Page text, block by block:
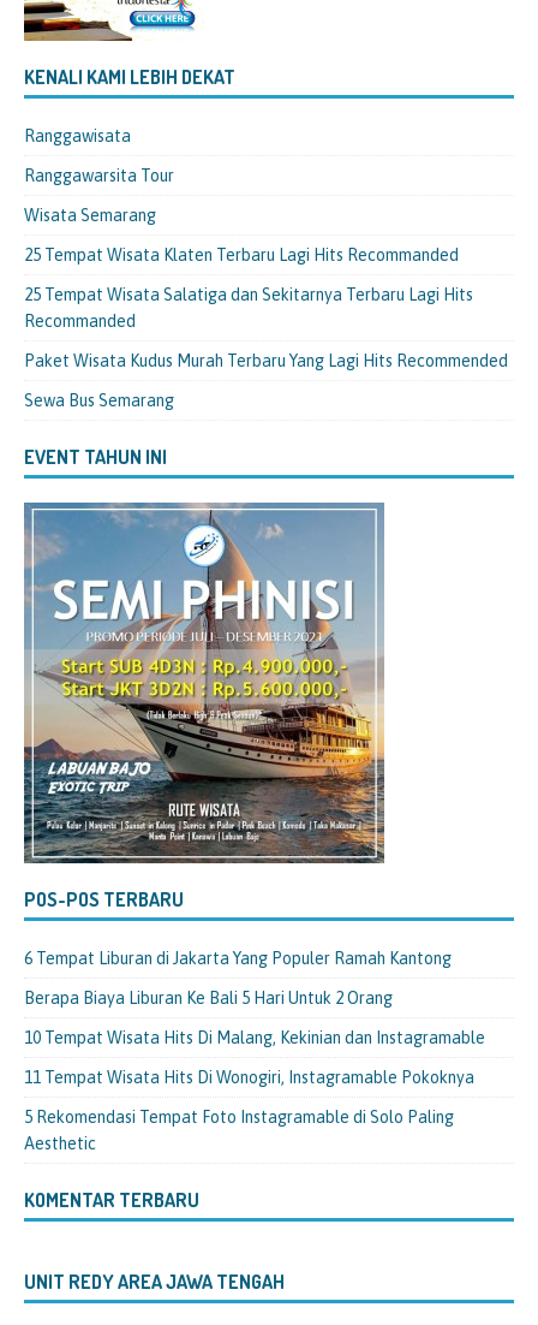
KENALI KAMI LEBIH DEKAT
Ranggawisata
Ranggawarsita Tour
Wisata Semarang
25 Tempat Wisata Klaten Terbaru Lagi Hits Recommanded
25 Tempat Wisata Salatiga dan Sekitarnya Terbaru Lagi Hits
Recommanded
Paket Wisata Kudus Murah Terbaru Yang Lagi Hits Recommended
Sewa Bus Semarang
EVENT TAHUN INI
POS-POS TERBARU
6 Tempat Liburan di Jakarta Yang Populer Ramah Kantong
Berapa Biaya Liburan Ke Bali 5 Hari Untuk 2 Orang
10 Tempat Wisata Hits Di Malang, Kekinian dan Instagramable
11 Tempat Wisata Hits Di Wonogiri, Instagramable Pokoknya
5 Rekomendasi Tempat Foto Instagramable di Solo Paling
Aesthetic
KOMENTAR TERBARU
UNIT REDY AREA JAWA TENGAH